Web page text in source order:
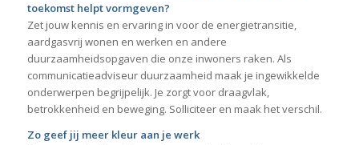
toekomst helpt vormgeven?
Zet jouw kennis en ervaring in voor de energietransitie,
aardgasvrij wonen en werken en andere
duurzaamheidsopgaven die onze inwoners raken. Als
communicatieadviseur duurzaamheid maak je ingewikkelde
onderwerpen begrijpelijk. Je zorgt voor draagvlak,
betrokkenheid en beweging. Solliciteer en maak het verschil.
Zo geef jij meer kleur aan je werk